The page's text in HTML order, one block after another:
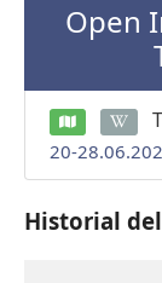
Open
20-
Historial